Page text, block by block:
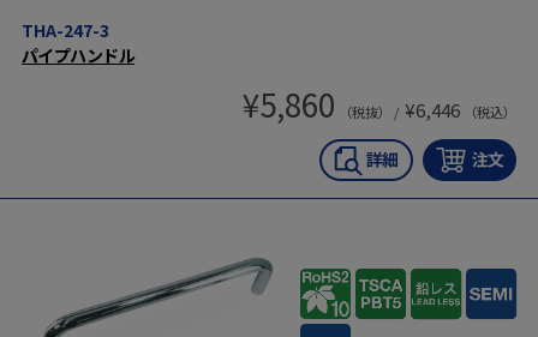
THA-247-3
パイプハンドル
¥5,860 （税抜） / ¥6,446 （税込）